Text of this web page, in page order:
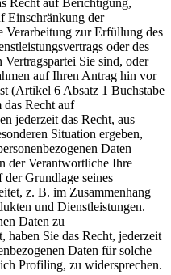
Recht auf Berichtigung,
Einschränkung der
Verarbeitung zur Erfüllung des
oder des
Sie sind, oder
auf Ihren Antrag hin vor
(Artikel 6 Absatz 1 Buchstabe
Recht auf
jederzeit das Recht, aus
Situation ergeben,
Daten
der Verantwortliche Ihre
der Grundlage seines
z. B. im Zusammenhang
und Dienstleistungen.
Daten zu
haben Sie das Recht, jederzeit
Daten für solche
Profiling, zu widersprechen.